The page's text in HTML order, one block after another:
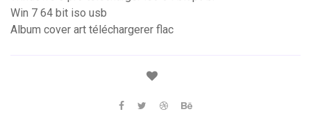
Win 7 64 bit iso usb
Album cover art téléchargerer flac